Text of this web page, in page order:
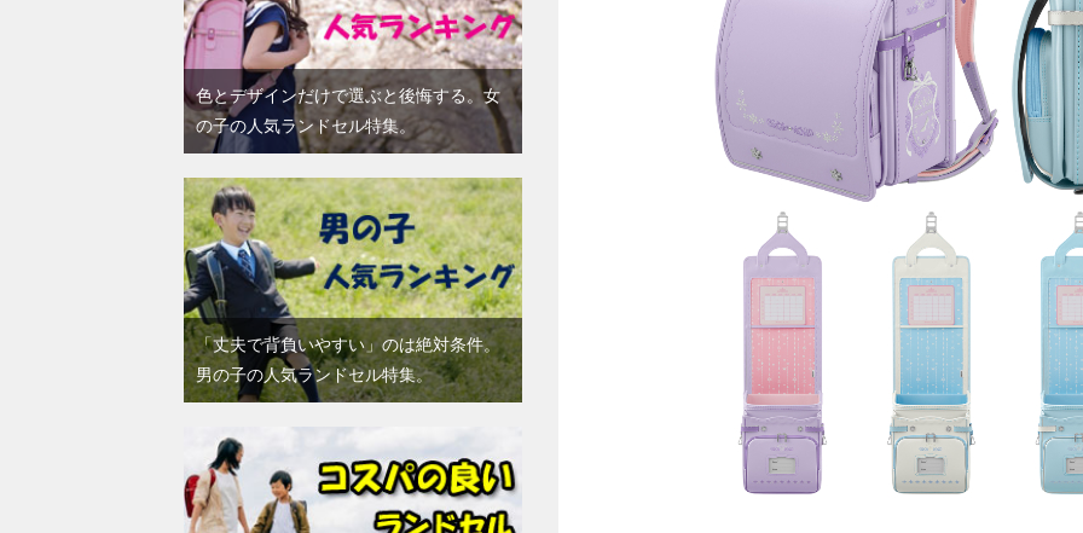
色とデザインだけで選ぶと後悔する。女
の子の人気ランドセル特集。
「丈夫で背負いやすい」のは絶対条件。
男の子の人気ランドセル特集。